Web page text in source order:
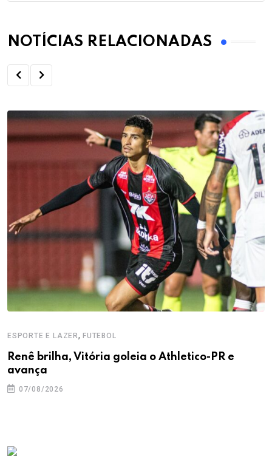
NOTÍCIAS RELACIONADAS
ESPORTE E LAZER, FUTEBOL
Renê brilha, Vitória goleia o Athletico-PR e
avança
07/08/2026